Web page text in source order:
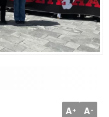
A+ A-